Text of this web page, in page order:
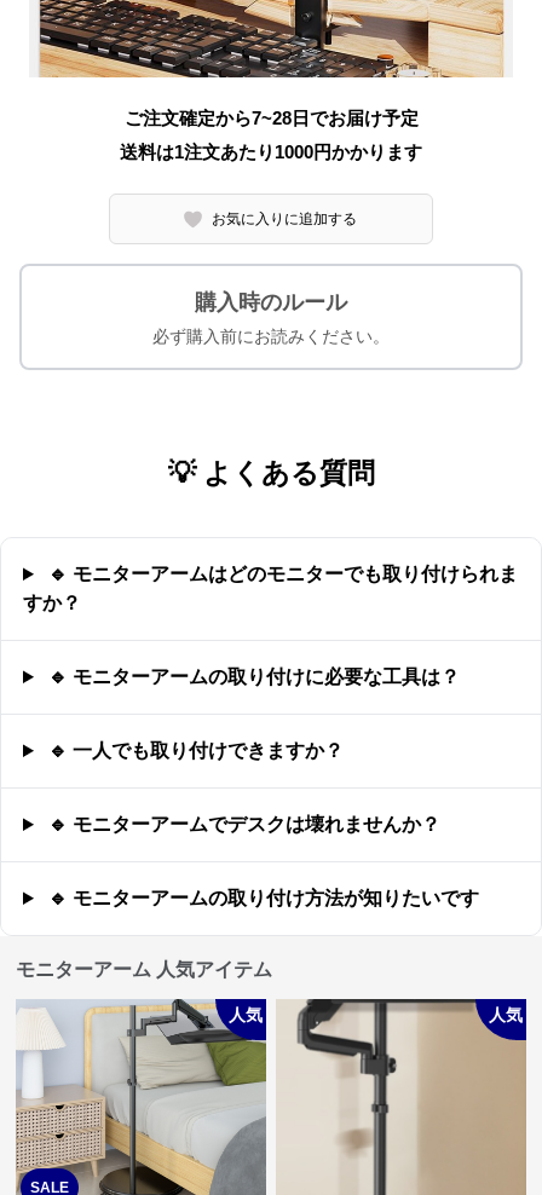
ご注文確定から7~28日でお届け予定
送料は1注文あたり 1000円かかります
お気に入りに追加する
購入時のルール
必ず購入前にお読みください。
💡 よくある質問
🔹 モニターアームはどのモニターでも取り付けられま
すか？
🔹 モニターアームの取り付けに必要な工具は？
🔹 一人でも取り付けできますか？
🔹 モニターアームでデスクは壊れませんか？
🔹 モニターアームの取り付け方法が知りたいです
モニターアーム 人気アイテム
SALE
人気 人気